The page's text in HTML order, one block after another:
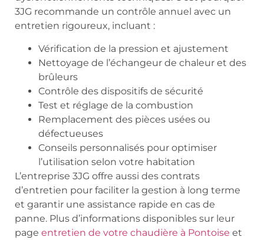
3JG recommande un contrôle annuel avec un
entretien rigoureux, incluant :
Vérification de la pression et ajustement
Nettoyage de l’échangeur de chaleur et des
brûleurs
Contrôle des dispositifs de sécurité
Test et réglage de la combustion
Remplacement des pièces usées ou
défectueuses
Conseils personnalisés pour optimiser
l’utilisation selon votre habitation
L’entreprise 3JG offre aussi des contrats
d’entretien pour faciliter la gestion à long terme
et garantir une assistance rapide en cas de
panne. Plus d’informations disponibles sur leur
page entretien de votre chaudière à Pontoise et